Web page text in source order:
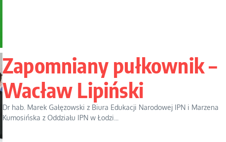
Zapomniany pułkownik –
Wacław Lipiński
Dr hab. Marek Gałęzowski z Biura Edukacji Narodowej IPN i Marzena
Kumosińska z Oddziału IPN w Łodzi...